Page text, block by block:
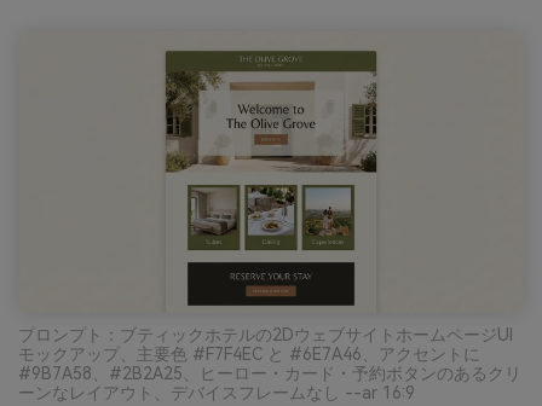
プロンプト：ブティックホテルの2DウェブサイトホームページUI
モックアップ、主要色 #F7F4EC と #6E7A46、アクセントに
#9B7A58、#2B2A25、ヒーロー・カード・予約ボタンのあるクリ
ーンなレイアウト、デバイスフレームなし --ar 16:9